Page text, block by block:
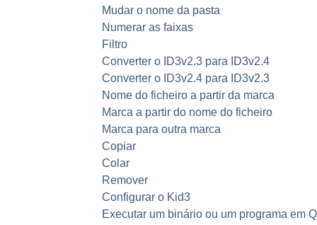
Mudar o nome da pasta
Numerar as faixas
Filtro
Converter o ID3v2.3 para ID3v2.4
Converter o ID3v2.4 para ID3v2.3
Nome do ficheiro a partir da marca
Marca a partir do nome do ficheiro
Marca para outra marca
Copiar
Colar
Remover
Configurar o Kid3
Executar um binário ou um programa em